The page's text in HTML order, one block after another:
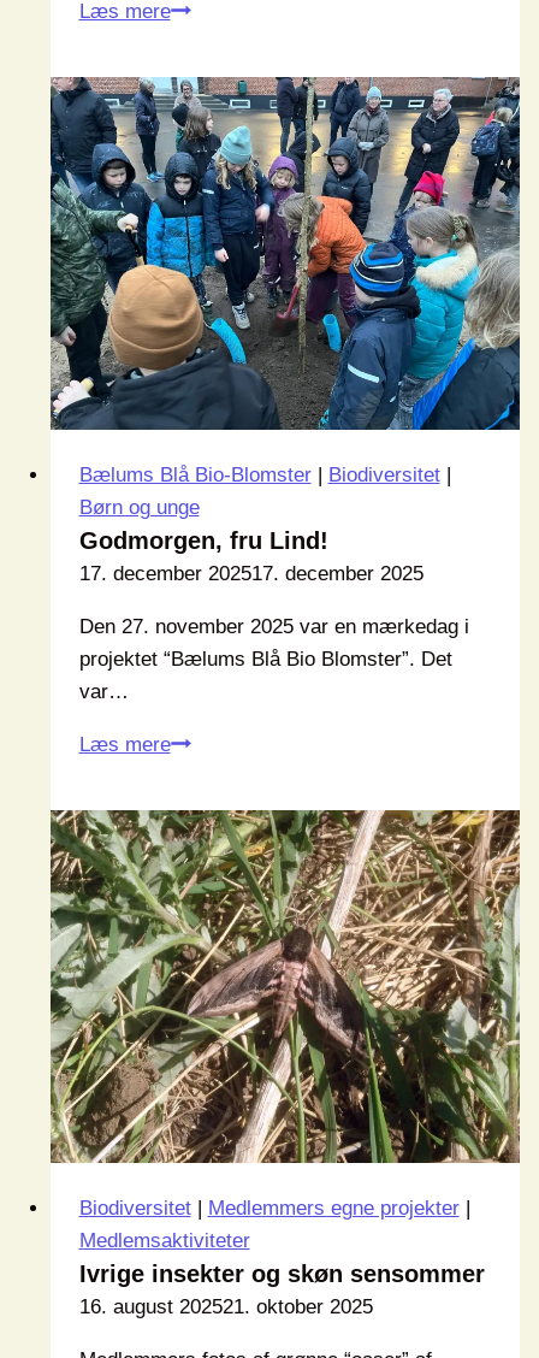
Læs mereBioblitz
Ritavej
Bælums Blå Bio-Blomster| Biodiversitet|
Børn og unge
Godmorgen, fru Lind!
17. december 202517. december 2025
Den 27. november 2025 var en mærkedag i
projektet “Bælums Blå Bio Blomster”. Det
var…
Læs mereGodmorgen,
Lind!
Biodiversitet| Medlemmers egne projekter|
Medlemsaktiviteter
Ivrige insekter og skøn sensommer
16. august 202521. oktober 2025